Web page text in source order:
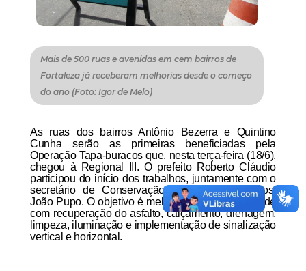
Mais de 500 ruas e avenidas em cem bairros de
Fortaleza já receberam melhorias desde o começo
do ano (Foto: Igor de Melo)
As ruas dos bairros Antônio Bezerra e Quintino
Cunha serão as primeiras beneficiadas pela
Operação Tapa-buracos que, nesta terça-feira (18/6),
chegou à Regional III. O prefeito Roberto Cláudio
participou do início dos trabalhos, juntamente com o
secretário de Conservação e Serviços Públicos,
João Pupo. O objetivo é melhorar as vias da Cidade
com recuperação do asfalto, calçamento, drenagem,
limpeza, iluminação e implementação de sinalização
vertical e horizontal.